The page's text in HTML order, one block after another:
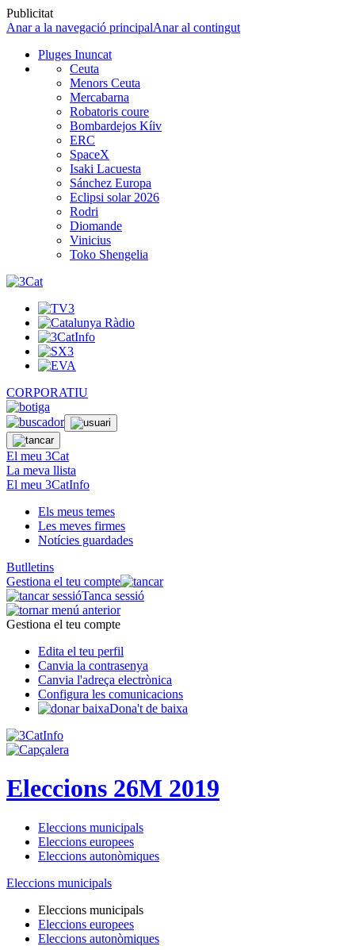
Publicitat
Anar a la navegació principalAnar al contingut
Pluges Inuncat
Ceuta
Menors Ceuta
Mercabarna
Robatoris coure
Bombardejos Kíiv
ERC
SpaceX
Isaki Lacuesta
Sánchez Europa
Eclipsi solar 2026
Rodri
Diomande
Vinicius
Toko Shengelia
CORPORATIU
El meu 3Cat
La meva llista
El meu 3CatInfo
Els meus temes
Les meves firmes
Notícies guardades
Butlletins
Gestiona el teu compte
Tanca sessió
Gestiona el teu compte
Edita el teu perfil
Canvia la contrasenya
Canvia l'adreça electrònica
Configura les comunicacions
Dona't de baixa
Eleccions 26M 2019
Eleccions municipals
Eleccions europees
Eleccions autonòmiques
Eleccions municipals
Eleccions municipals
Eleccions europees
Eleccions autonòmiques